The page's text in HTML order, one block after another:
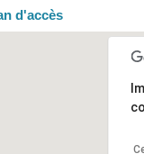
d'accès